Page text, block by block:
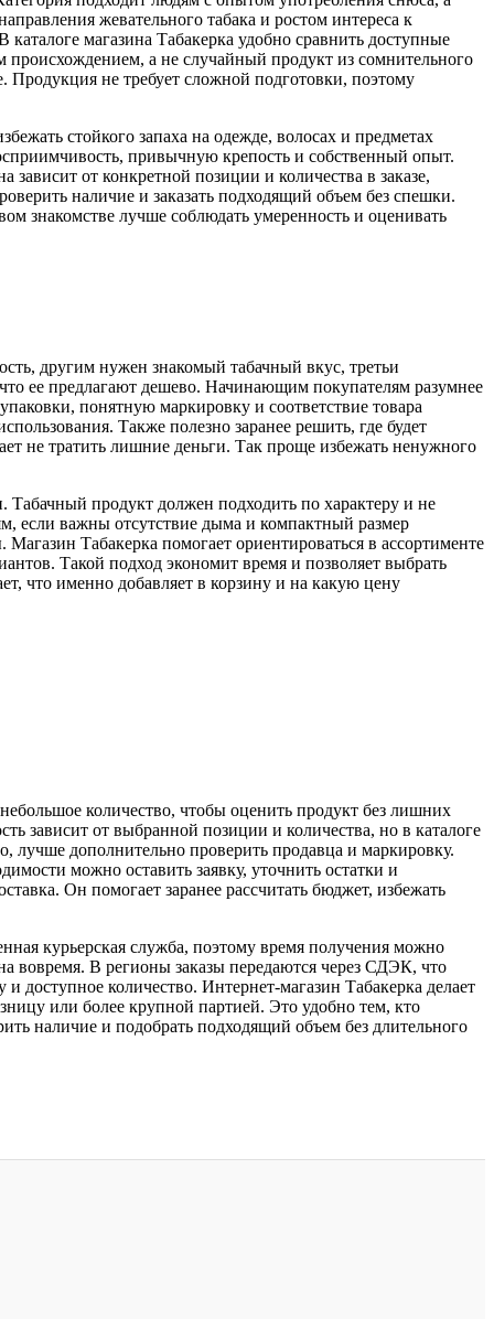
жевательного табака и ростом интереса к
магазина Табакерка удобно сравнить доступные
а не случайный продукт из сомнительного
Продукция не требует сложной подготовки, поэтому
стойкого запаха на одежде, волосах и предметах
привычную крепость и собственный опыт.
от конкретной позиции и количества в заказе,
наличие и заказать подходящий объем без спешки.
знакомстве лучше соблюдать умеренность и оценивать
другим нужен знакомый табачный вкус, третьи
ее предлагают дешево. Начинающим покупателям разумнее
понятную маркировку и соответствие товара
Также полезно заранее решить, где будет
не тратить лишние деньги. Так проще избежать ненужного
Табачный продукт должен подходить по характеру и не
если важны отсутствие дыма и компактный размер
Табакерка помогает ориентироваться в ассортименте
Такой подход экономит время и позволяет выбрать
что именно добавляет в корзину и на какую цену
количество, чтобы оценить продукт без лишних
зависит от выбранной позиции и количества, но в каталоге
дополнительно проверить продавца и маркировку.
можно оставить заявку, уточнить остатки и
Он помогает заранее рассчитать бюджет, избежать
курьерская служба, поэтому время получения можно
вовремя. В регионы заказы передаются через СДЭК, что
доступное количество. Интернет-магазин Табакерка делает
или более крупной партией. Это удобно тем, кто
наличие и подобрать подходящий объем без длительного